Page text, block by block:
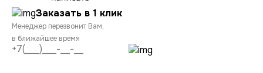
Заказать в 1 клик
Менеджер перезвонит Вам,
в ближайшее время